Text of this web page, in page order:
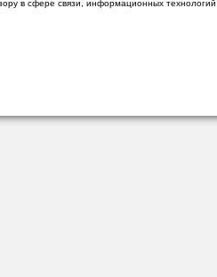
в сфере связи, информационных